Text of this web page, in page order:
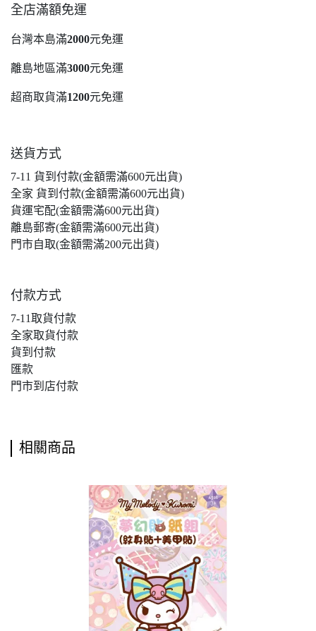
全店滿額免運
台灣本島滿2000元免運
離島地區滿3000元免運
超商取貨滿1200元免運
送貨方式
7-11 貨到付款(金額需滿600元出貨)
全家 貨到付款(金額需滿600元出貨)
貨運宅配(金額需滿600元出貨)
離島郵寄(金額需滿600元出貨)
門市自取(金額需滿200元出貨)
付款方式
7-11取貨付款
全家取貨付款
貨到付款
匯款
門市到店付款
相關商品